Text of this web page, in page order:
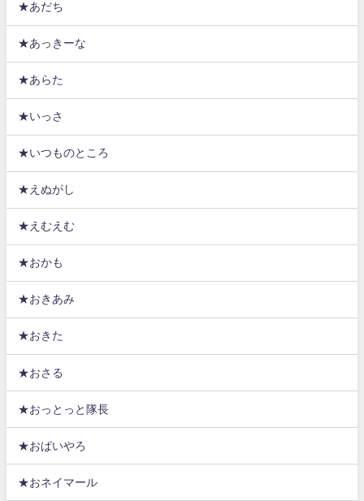
★あだち
★あっきーな
★あらた
★いっさ
★いつものところ
★えぬがし
★えむえむ
★おかも
★おきあみ
★おきた
★おさる
★おっとっと隊長
★おぱいやろ
★おネイマール